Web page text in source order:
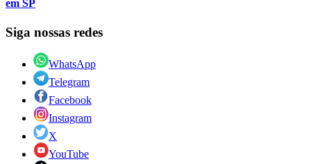
em SP
Siga nossas redes
WhatsApp
Telegram
Facebook
Instagram
X
YouTube